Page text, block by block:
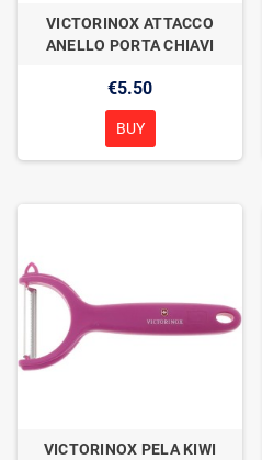
VICTORINOX ATTACCO
ANELLO PORTA CHIAVI
€5.50
BUY
VICTORINOX PELA KIWI